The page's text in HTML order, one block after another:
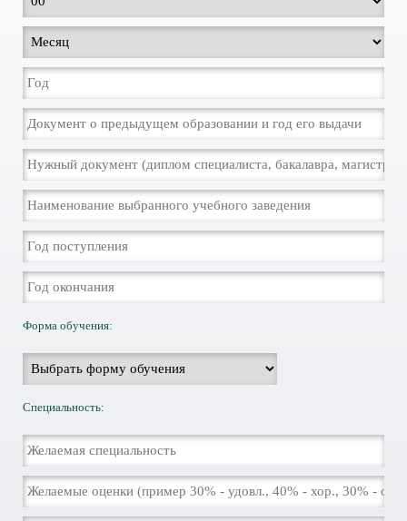
Форма обучения:
Специальность: